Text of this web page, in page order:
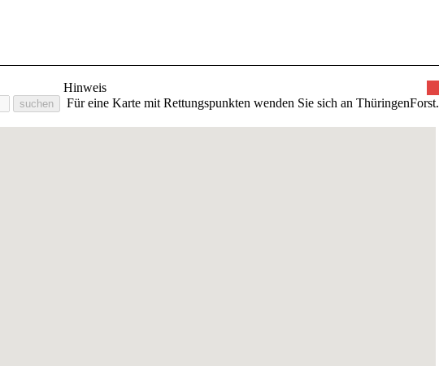
Hinweis
Für eine Karte mit Rettungspunkten wenden Sie sich an ThüringenForst.